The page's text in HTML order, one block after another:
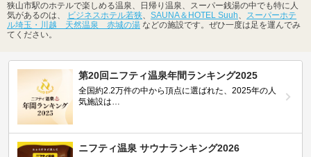
狭山市駅のホテルで楽しめる温泉、日帰り温泉、スーパー銭湯の中でも特に人
気があるのは、
ビジネスホテル若狭、 SAUNA＆HOTEL Suuh、 スーパーホテ
ル埼玉・川越 天然温泉 赤城の湯 などの施設です。ぜひ一度は足を運んでみ
てください。
第20回ニフティ温泉年間ランキング2025
全国約2.2万件の中から頂点に選ばれた、2025年の人
気施設は…
ニフティ温泉 サウナランキング2026